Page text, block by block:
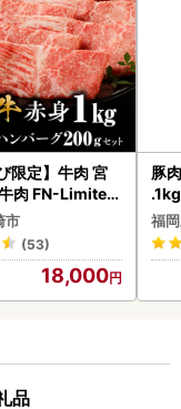
限定】牛肉 宮
肉 FN-Limited
市
(53)
18,000
豚
福
品